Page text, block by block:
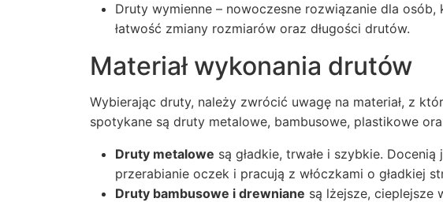
Druty wymienne – nowoczesne rozwiązanie dla
łatwość zmiany rozmiarów oraz długości drutów.
Materiał wykonania drutów
Wybierając druty, należy zwrócić uwagę na materiał, z
spotykane są druty metalowe, bambusowe, plastikowe
Druty metalowe są gładkie, trwałe i szybkie.
przerabianie oczek i pracują z włóczkami o gładkiej
Druty bambusowe i drewniane są lżejsze, cieplejsze